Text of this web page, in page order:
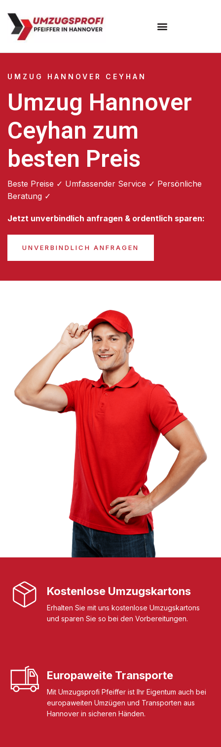
UMZUG HANNOVER CEYHAN
Umzug Hannover
Ceyhan zum
besten Preis
Beste Preise ✓ Umfassender Service ✓ Persönliche
Beratung ✓
Jetzt unverbindlich anfragen & ordentlich sparen:
UNVERBINDLICH ANFRAGEN
Kostenlose Umzugskartons
Erhalten Sie mit uns kostenlose Umzugskartons
und sparen Sie so bei den Vorbereitungen.
Europaweite Transporte
Mit Umzugsprofi Pfeiffer ist Ihr Eigentum auch bei
europaweiten Umzügen und Transporten aus
Hannover in sicheren Händen.